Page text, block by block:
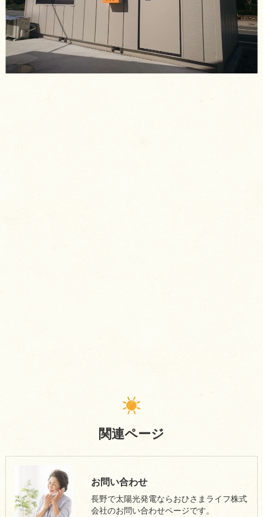
関連ページ
お問い合わせ
長野で太陽光発電ならおひさまライフ株式
会社のお問い合わせページです。